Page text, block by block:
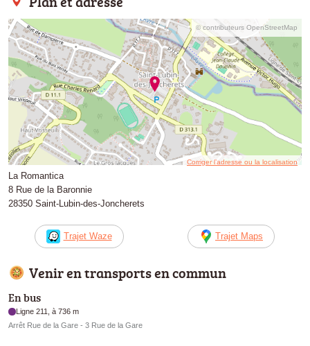
© contributeurs OpenStreetMap
Corriger l’adresse ou la localisation
La Romantica
8 Rue de la Baronnie
28350 Saint-Lubin-des-Joncherets
Trajet Waze Trajet Maps
Venir en transports en commun
En bus
Ligne 211, à 736 m
Arrêt Rue de la Gare - 3 Rue de la Gare